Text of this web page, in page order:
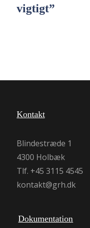
vigtigt”
Kontakt
Blindestræde 1
4300 Holbæk
Tlf. +45 3115 4545
kontakt@grh.dk
Dokumentation